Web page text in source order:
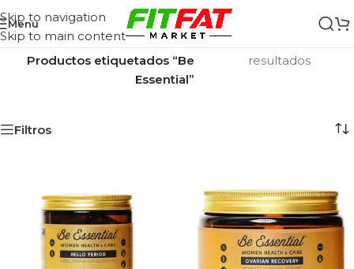
Skip to navigation
Skip to main content
Menu
Inicio/
Productos etiquetados “Be
Essential”
resultados
Filtros